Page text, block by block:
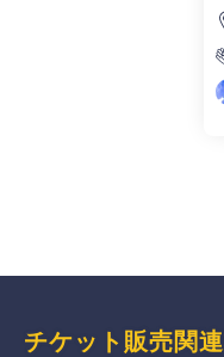
チケット販売関連